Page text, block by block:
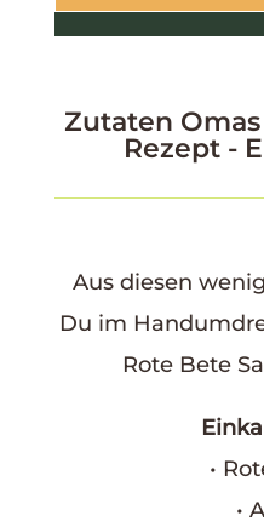
Zutaten
Rezept -
Aus diesen
Du im
Rote Bete
•
•